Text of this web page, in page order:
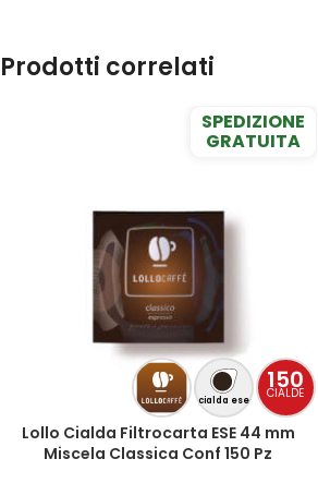
Prodotti correlati
150
CIALDE
cialda ese
SPEDIZIONE
GRATUITA
Lollo Cialda Filtrocarta ESE 44 mm
Miscela Classica Conf 150 Pz